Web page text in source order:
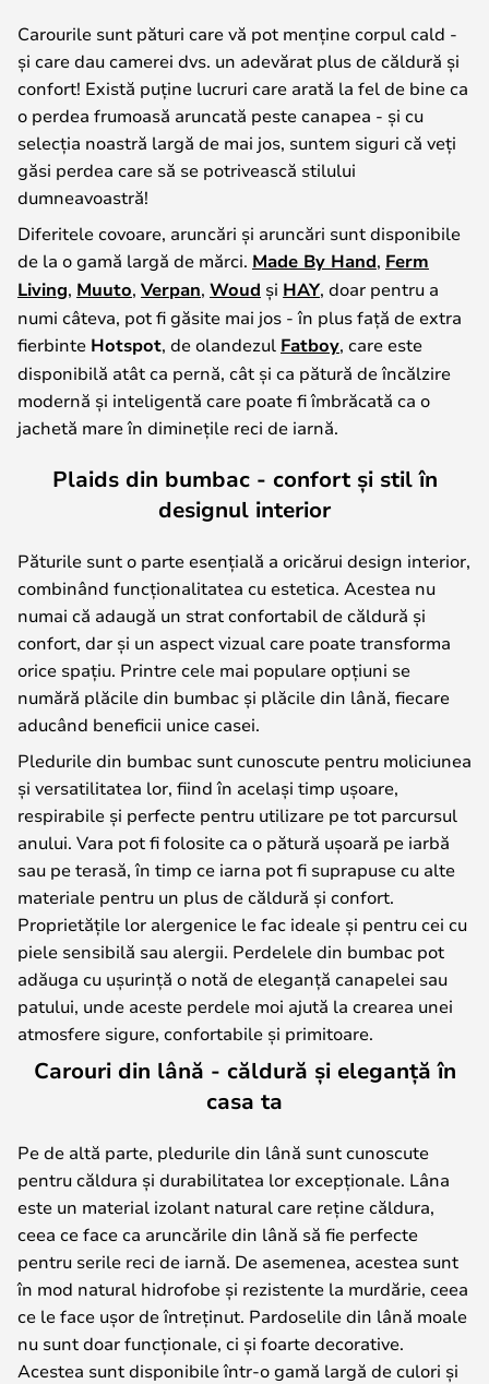
Carourile sunt pături care vă pot menține corpul cald -
și care dau camerei dvs. un adevărat plus de căldură și
confort! Există puține lucruri care arată la fel de bine ca
o perdea frumoasă aruncată peste canapea - și cu
selecția noastră largă de mai jos, suntem siguri că veți
găsi perdea care să se potrivească stilului
dumneavoastră!
Diferitele covoare, aruncări și aruncări sunt disponibile
de la o gamă largă de mărci. Made By Hand, Ferm
Living, Muuto, Verpan, Woud și HAY, doar pentru a
numi câteva, pot fi găsite mai jos - în plus față de extra
fierbinte Hotspot, de olandezul Fatboy, care este
disponibilă atât ca pernă, cât și ca pătură de încălzire
modernă și inteligentă care poate fi îmbrăcată ca o
jachetă mare în diminețile reci de iarnă.
Plaids din bumbac - confort și stil în
designul interior
Păturile sunt o parte esențială a oricărui design interior,
combinând funcționalitatea cu estetica. Acestea nu
numai că adaugă un strat confortabil de căldură și
confort, dar și un aspect vizual care poate transforma
orice spațiu. Printre cele mai populare opțiuni se
numără plăcile din bumbac și plăcile din lână, fiecare
aducând beneficii unice casei.
Pledurile din bumbac sunt cunoscute pentru moliciunea
și versatilitatea lor, fiind în același timp ușoare,
respirabile și perfecte pentru utilizare pe tot parcursul
anului. Vara pot fi folosite ca o pătură ușoară pe iarbă
sau pe terasă, în timp ce iarna pot fi suprapuse cu alte
materiale pentru un plus de căldură și confort.
Proprietățile lor alergenice le fac ideale și pentru cei cu
piele sensibilă sau alergii. Perdelele din bumbac pot
adăuga cu ușurință o notă de eleganță canapelei sau
patului, unde aceste perdele moi ajută la crearea unei
atmosfere sigure, confortabile și primitoare.
Carouri din lână - căldură și eleganță în
casa ta
Pe de altă parte, pledurile din lână sunt cunoscute
pentru căldura și durabilitatea lor excepționale. Lâna
este un material izolant natural care reține căldura,
ceea ce face ca aruncările din lână să fie perfecte
pentru serile reci de iarnă. De asemenea, acestea sunt
în mod natural hidrofobe și rezistente la murdărie, ceea
ce le face ușor de întreținut. Pardoselile din lână moale
nu sunt doar funcționale, ci și foarte decorative.
Acestea sunt disponibile într-o gamă largă de culori și